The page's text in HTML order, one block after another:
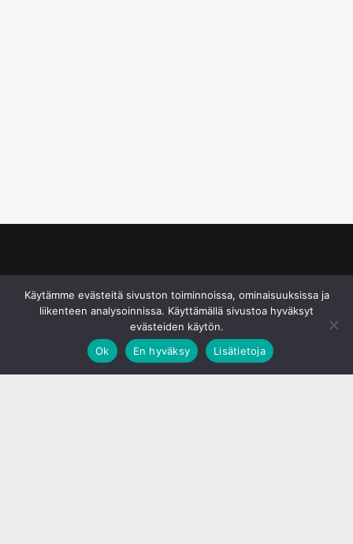
Käytämme evästeitä sivuston toiminnoissa, ominaisuuksissa ja
liikenteen analysoinnissa. Käyttämällä sivustoa hyväksyt
evästeiden käytön.
Ok
En hyväksy Lisätietoja